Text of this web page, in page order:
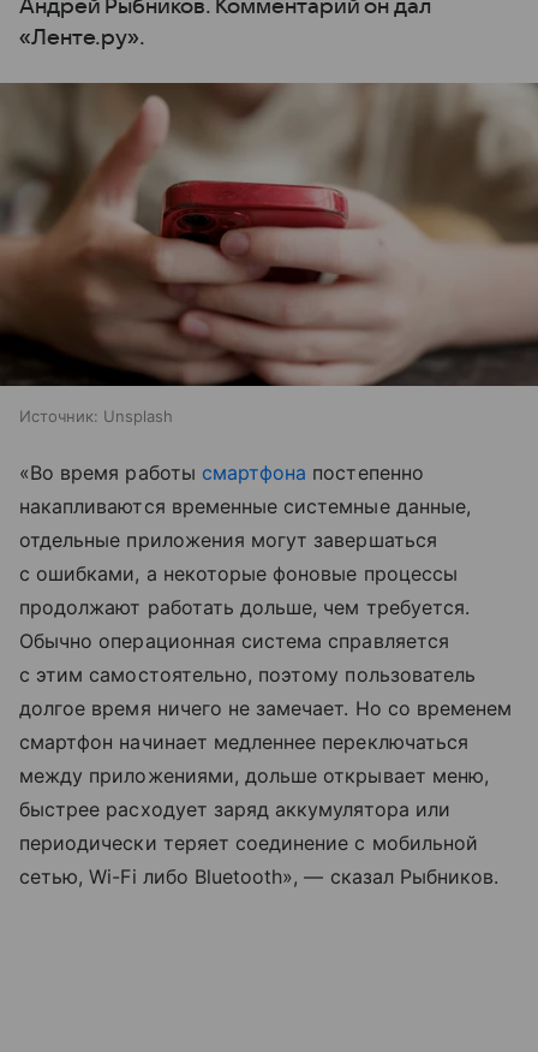
Андрей Рыбников. Комментарий он дал
«Ленте.ру».
Источник: Unsplash
«Во время работы смартфона постепенно
накапливаются временные системные данные,
отдельные приложения могут завершаться
с ошибками, а некоторые фоновые процессы
продолжают работать дольше, чем требуется.
Обычно операционная система справляется
с этим самостоятельно, поэтому пользователь
долгое время ничего не замечает. Но со временем
смартфон начинает медленнее переключаться
между приложениями, дольше открывает меню,
быстрее расходует заряд аккумулятора или
периодически теряет соединение с мобильной
сетью, Wi-Fi либо Bluetooth», — сказал Рыбников.